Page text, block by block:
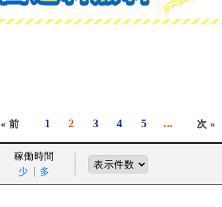
« 前 1 2 3 4 5 ... 次 »
稼働時間
少
多